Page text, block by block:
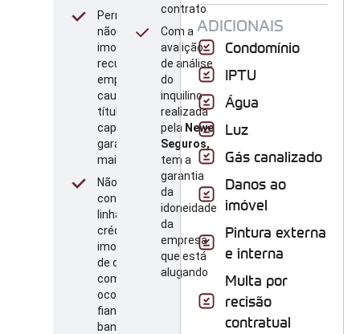
Permite que
não sejam
imobilizados
recursos da
empresa com
caução ou
título de
capitalização,
garantindo
maior liquidez
Não
consome
linha de
crédito e
imobilização
de capital,
como
ocorre na
fiança
bancária
contrato
Com a
avalição
de análise
do
inquilino
realizada
pela Newe
Seguros,
tem a
garantia
da
idoneidade
da
empresa
que está
alugando
ADICIONAIS
Condomínio
IPTU
Água
Luz
Gás canalizado
Danos ao
imóvel
Pintura externa
e interna
Multa por
recisão
contratual